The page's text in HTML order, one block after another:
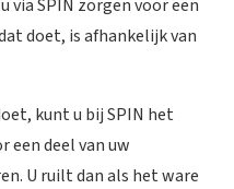
via SPIN zorgen voor een
doet, is afhankelijk van
kunt u bij SPIN het
een deel van uw
U ruilt dan als het ware